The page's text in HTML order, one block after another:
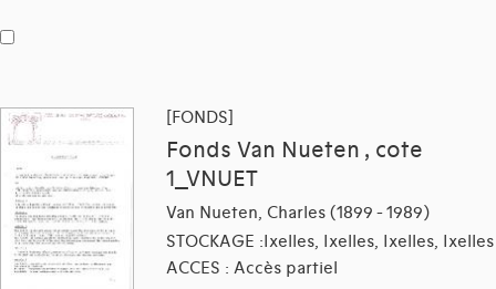
[FONDS]
Fonds Van Nueten , cote
1_VNUET
Van Nueten, Charles (1899 - 1989)
STOCKAGE :Ixelles, Ixelles, Ixelles, Ixelles
ACCES : Accès partiel